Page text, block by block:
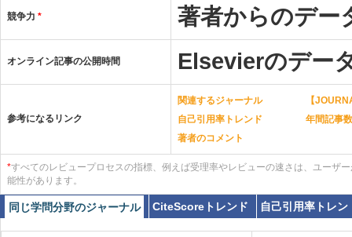
競争力 * 著者からのデ
オンライン記事の公開時間 Elsevierのデー
参考になるリンク
関連するジャーナル
【
自己引用率トレンド
年間記事
著者のコメント
*すべてのレビュープロセスの指標、例えば受理率やレビューの速さは、ユーザ
能性があります。
同じ学問分野のジャーナル CiteScoreトレンド 自己引用率トレン